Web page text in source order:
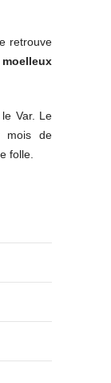
retrouve
Var. Le
de
folle.